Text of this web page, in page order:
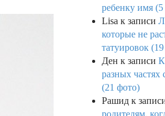
ребенку имя
Lisa к записи
которые не
татуировок
Ден к записи
разных частях
(21 фото)
Рашид к
родителям,